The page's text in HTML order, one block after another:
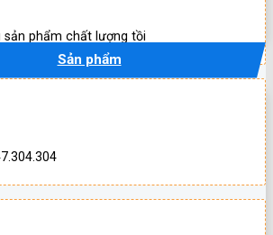
Sản phẩm
sản phẩm chất lượng tồi